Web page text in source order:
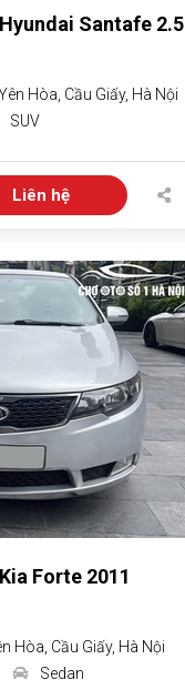
Santafe 2.5
Hòa, Cầu Giấy, Hà Nội
SUV
Liên hệ
Forte 2011
Hòa, Cầu Giấy, Hà Nội
Sedan